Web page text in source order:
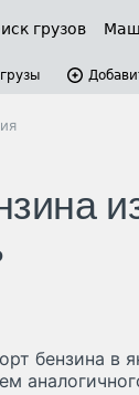
грузов
бензина в